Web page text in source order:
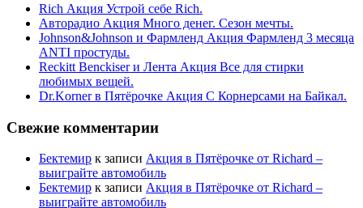
Rich Акция Устрой себе Rich.
Авторадио Акция Много денег. Сезон мечты.
Johnson&Johnson и Фармленд Акция Фармленд 3 месяца
ANTI простуды.
Reckitt Benckiser и Лента Акция Все для стирки
любимых вещей.
Dr.Korner в Пятёрочке Акция С Корнерсами на Байкал.
Свежие комментарии
Бектемир к записи Акция в Пятёрочке от Richard –
выиграйте автомобиль
Бектемир к записи Акция в Пятёрочке от Richard –
выиграйте автомобиль